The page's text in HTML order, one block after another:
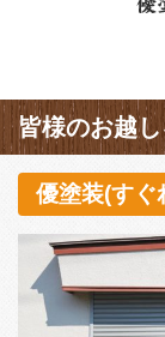
皆様のお越
優塗装(すぐ